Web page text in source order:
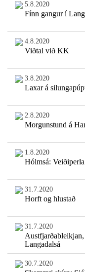
5.8.2020
Fínn gangur í
4.8.2020
Viðtal við KK
3.8.2020
Laxar á
2.8.2020
Morgunstund á
1.8.2020
Hólmsá:
31.7.2020
Horft og hlustað
31.7.2020
Langadalsá
30.7.2020